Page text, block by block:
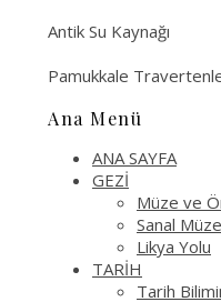
Antik Su Kaynağı
Pamukkale
Ana Menü
ANA SAYFA
GEZİ
Müze ve
Sanal
Likya Yolu
TARİH
Tarih